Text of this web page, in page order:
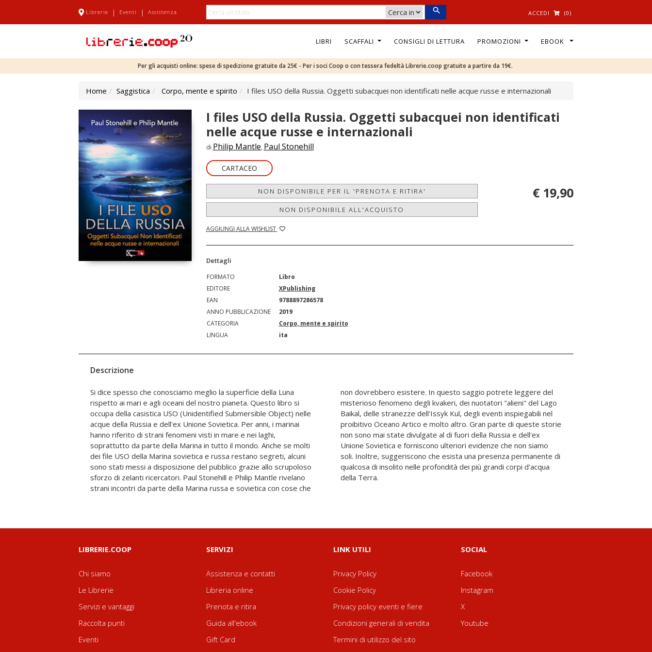
Librerie | Eventi | Assistenza ACCEDI (0)
LIBRI SCAFFALI CONSIGLI DI LETTURA PROMOZIONI EBOOK
Per gli acquisti online: spese di spedizione gratuite da 25€ - Per i soci Coop o con tessera fedeltà Librerie.coop gratuite a partire da 19€.
Home Saggistica Corpo, mente e spirito I files USO della Russia. Oggetti subacquei non identificati nelle acque russe e internazionali
I files USO della Russia. Oggetti subacquei non identificati
nelle acque russe e internazionali
di Philip Mantle, Paul Stonehill
CARTACEO
NON DISPONIBILE PER IL 'PRENOTA E RITIRA'
NON DISPONIBILE ALL'ACQUISTO
AGGIUNGI ALLA WISHLIST
€ 19,90
Dettagli
FORMATO
Libro
EDITORE
XPublishing
EAN
9788897286578
ANNO PUBBLICAZIONE
2019
CATEGORIA
Corpo, mente e spirito
LINGUA
ita
Descrizione
Si dice spesso che conosciamo meglio la superficie della Luna
rispetto ai mari e agli oceani del nostro pianeta. Questo libro si
occupa della casistica USO (Unidentified Submersible Object) nelle
acque della Russia e dell'ex Unione Sovietica. Per anni, i marinai
hanno riferito di strani fenomeni visti in mare e nei laghi,
soprattutto da parte della Marina in tutto il mondo. Anche se molti
dei file USO della Marina sovietica e russa restano segreti, alcuni
sono stati messi a disposizione del pubblico grazie allo scrupoloso
sforzo di zelanti ricercatori. Paul Stonehill e Philip Mantle rivelano
strani incontri da parte della Marina russa e sovietica con cose che
non dovrebbero esistere. In questo saggio potrete leggere del
misterioso fenomeno degli kvakeri, dei nuotatori "alieni" del Lago
Baikal, delle stranezze dell'Issyk Kul, degli eventi inspiegabili nel
proibitivo Oceano Artico e molto altro. Gran parte di queste storie
non sono mai state divulgate al di fuori della Russia e dell'ex
Unione Sovietica e forniscono ulteriori evidenze che non siamo
soli. Inoltre, suggeriscono che esista una presenza permanente di
qualcosa di insolito nelle profondità dei più grandi corpi d'acqua
della Terra.
LIBRERIE.COOP
Chi siamo
Le Librerie
Servizi e vantaggi
Raccolta punti
Eventi
SERVIZI
Assistenza e contatti
Libreria online
Prenota e ritira
Guida all'ebook
Gift Card
LINK UTILI
Privacy Policy
Cookie Policy
Privacy policy eventi e fiere
Condizioni generali di vendita
Termini di utilizzo del sito
SOCIAL
Facebook
Instagram
X
Youtube